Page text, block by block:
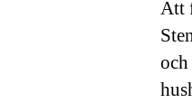
Att